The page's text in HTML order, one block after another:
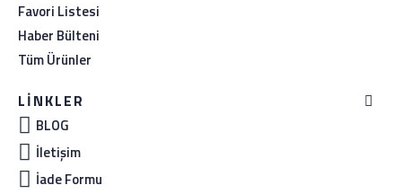
Favori Listesi
Haber Bülteni
Tüm Ürünler
LINKLER
BLOG
İletişim
İade Formu